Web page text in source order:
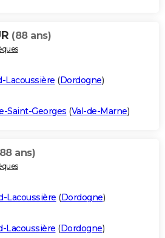
(88 ans)
Lacoussière (Dordogne)
Saint-Georges (Val-de-Marne)
ans)
Lacoussière (Dordogne)
Lacoussière (Dordogne)